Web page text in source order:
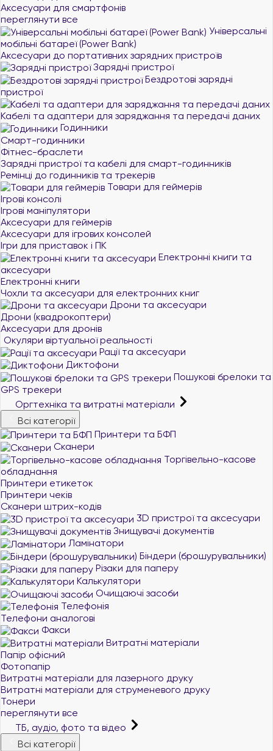
Аксесуари для смартфонів
переглянути все
Універсальні
мобільні батареї (Power Bank)
Аксесуари до портативних зарядних пристроїв
Зарядні пристрої
Бездротові зарядні
пристрої
Кабелі та адаптери для заряджання та передачі даних
Годинники
Смарт-годинники
Фітнес-браслети
Зарядні пристрої та кабелі для смарт-годинників
Ремінці до годинників та трекерів
Товари для геймерів
Ігрові консолі
Ігрові маніпулятори
Аксесуари для геймерів
Аксесуари для ігрових консолей
Ігри для приставок і ПК
Електронні книги та
аксесуари
Електронні книги
Чохли та аксесуари для електронних книг
Дрони та аксесуари
Дрони (квадрокоптери)
Аксесуари для дронів
Окуляри віртуальної реальності
Рації та аксесуари
Диктофони
Пошукові брелоки та
GPS трекери
Оргтехніка та витратні матеріали
Всі категорії
Принтери та БФП
Сканери
Торгівельно-касове
обладнання
Принтери етикеток
Принтери чеків
Сканери штрих-кодів
3D пристрої та аксесуари
Знищувачі документів
Ламінатори
Біндери (брошурувальники)
Різаки для паперу
Калькулятори
Очищаючі засоби
Телефонія
Телефони аналогові
Факси
Витратні матеріали
Папір офісний
Фотопапір
Витратні матеріали для лазерного друку
Витратні матеріали для струменевого друку
Тонери
переглянути все
ТБ, аудіо, фото та відео
Всі категорії